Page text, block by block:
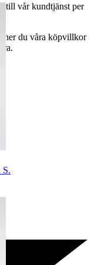
till vår kundtjänst per
du våra köpvillkor
S.